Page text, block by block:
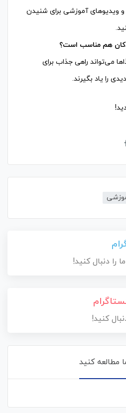
و ویدیوهای آموزشی برای شنیدن
هم مناسب است؟
می‌تواند راهی جذاب برای
را یاد بگیرند.
را دنبال کنید!
کنید!
مطالعه کنید